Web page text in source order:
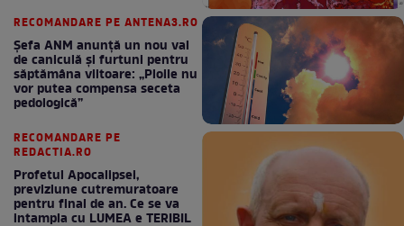
RECOMANDARE PE ANTENA3.RO
Șefa ANM anunță un nou val
de caniculă și furtuni pentru
săptămâna viitoare: „Ploile nu
vor putea compensa seceta
pedologică”
RECOMANDARE PE
REDACTIA.RO
Profetul Apocalipsei,
previziune cutremuratoare
pentru final de an. Ce se va
intampla cu LUMEA e TERIBIL